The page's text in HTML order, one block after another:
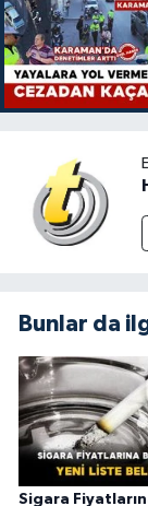
Bunlar da
Sigara